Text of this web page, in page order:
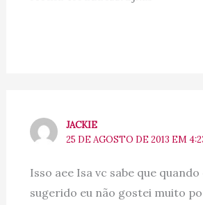
JACKIE
25 DE AGOSTO DE 2013 EM
Isso aee Isa vc sabe que
sugerido eu não gostei muito